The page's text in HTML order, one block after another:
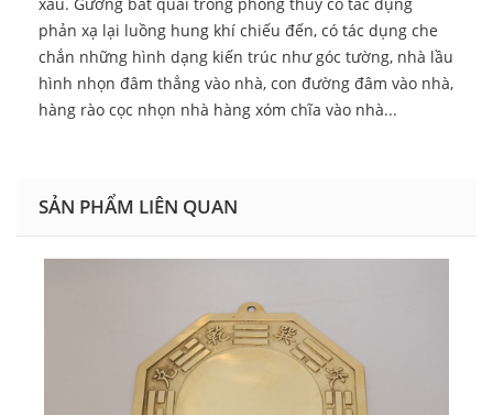
xấu. Gương bát quái trong phong thủy có tác dụng
phản xạ lại luồng hung khí chiếu đến, có tác dụng che
chắn những hình dạng kiến trúc như góc tường, nhà lầu
hình nhọn đâm thẳng vào nhà, con đường đâm vào nhà,
hàng rào cọc nhọn nhà hàng xóm chĩa vào nhà...
SẢN PHẨM LIÊN QUAN